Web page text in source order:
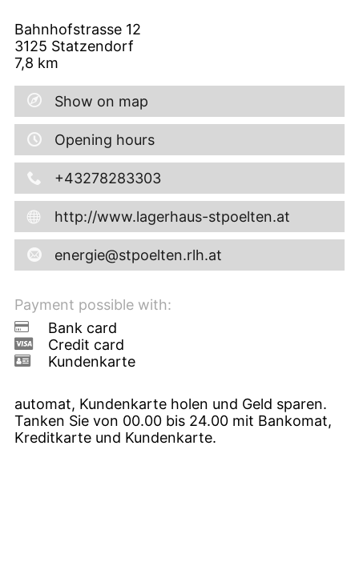
Bahnhofstrasse 12
3125 Statzendorf
7,8 km
Show on map
Opening hours
+43278283303
http://www.lagerhaus-stpoelten.at
energie@stpoelten.rlh.at
Payment possible with:
Bank card
Credit card
Kundenkarte
automat, Kundenkarte holen und Geld sparen.
Tanken Sie von 00.00 bis 24.00 mit Bankomat,
Kreditkarte und Kundenkarte.